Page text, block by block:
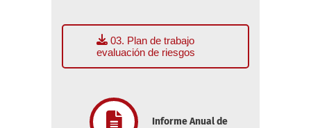
03. Plan de trabajo
evaluación de riesgos
Informe Anual de